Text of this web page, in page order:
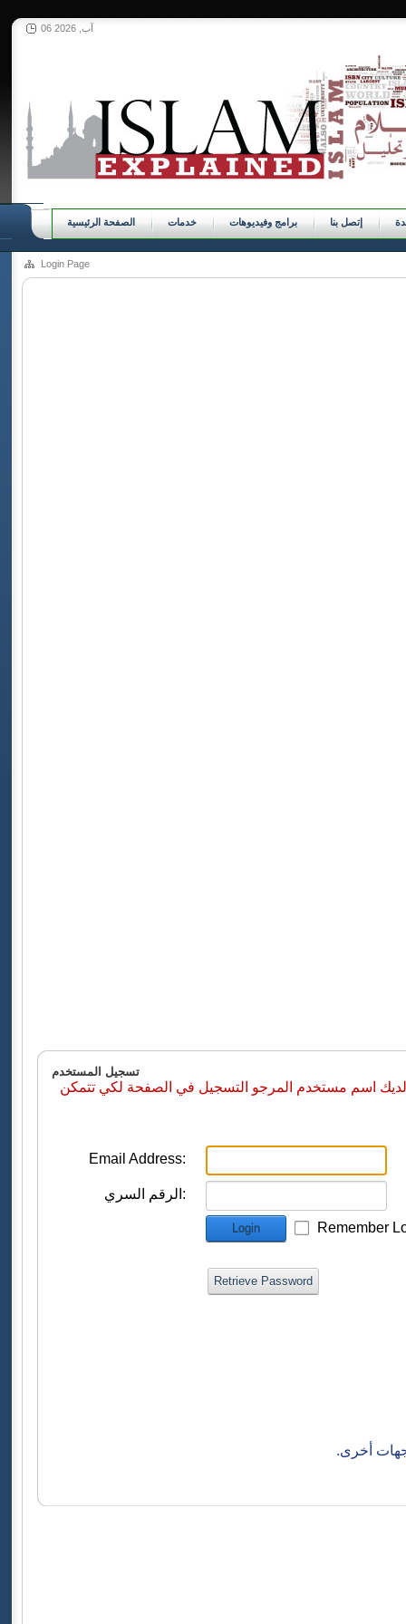
06 آب, 2026
الصفحة الرئيسية خدمات برامج وفيديوهات إتصل بنا
Login Page
تسجيل المستخدم
اسم مستخدم المرجو التسجيل في الصفحة لكي تتمكن
Email Address:
الرقم السري:
Login Remember
Retrieve Password
أخرى.